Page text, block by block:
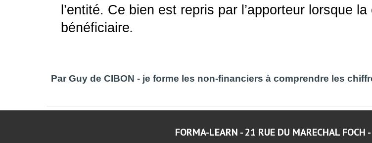
l’entité. Ce bien est repris par l’apporteur lorsque
bénéficiaire.
Par Guy de CIBON - je forme les non-financiers à comprendre les
FORMA-LEARN - 21 RUE DU MARECHAL